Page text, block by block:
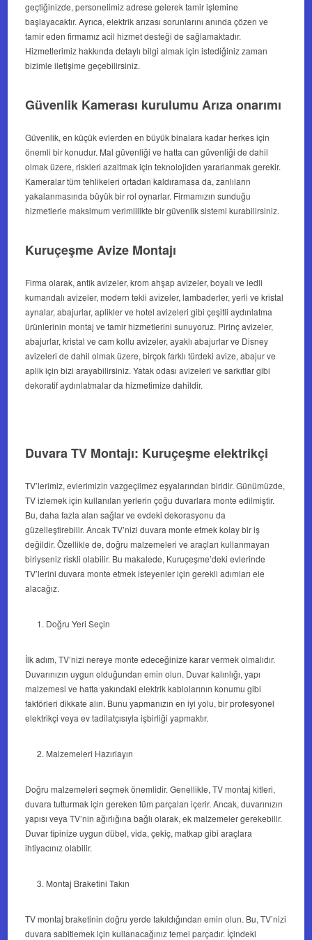
geçtiğinizde, personelimiz adrese gelerek tamir işlemine
başlayacaktır. Ayrıca, elektrik arızası sorunlarını anında çözen ve
tamir eden firmamız acil hizmet desteği de sağlamaktadır.
Hizmetlerimiz hakkında detaylı bilgi almak için istediğiniz zaman
bizimle iletişime geçebilirsiniz.
Güvenlik Kamerası kurulumu Arıza onarımı
Güvenlik, en küçük evlerden en büyük binalara kadar herkes için
önemli bir konudur. Mal güvenliği ve hatta can güvenliği de dahil
olmak üzere, riskleri azaltmak için teknolojiden yararlanmak gerekir.
Kameralar tüm tehlikeleri ortadan kaldıramasa da, zanlıların
yakalanmasında büyük bir rol oynarlar. Firmamızın sunduğu
hizmetlerle maksimum verimlilikte bir güvenlik sistemi kurabilirsiniz.
Kuruçeşme Avize Montajı
Firma olarak, antik avizeler, krom ahşap avizeler, boyalı ve ledli
kumandalı avizeler, modern tekli avizeler, lambaderler, yerli ve kristal
aynalar, abajurlar, aplikler ve hotel avizeleri gibi çeşitli aydınlatma
ürünlerinin montaj ve tamir hizmetlerini sunuyoruz. Pirinç avizeler,
abajurlar, kristal ve cam kollu avizeler, ayaklı abajurlar ve Disney
avizeleri de dahil olmak üzere, birçok farklı türdeki avize, abajur ve
aplik için bizi arayabilirsiniz. Yatak odası avizeleri ve sarkıtlar gibi
dekoratif aydınlatmalar da hizmetimize dahildir.
Duvara TV Montajı: Kuruçeşme elektrikçi
TV’lerimiz, evlerimizin vazgeçilmez eşyalarından biridir. Günümüzde,
TV izlemek için kullanılan yerlerin çoğu duvarlara monte edilmiştir.
Bu, daha fazla alan sağlar ve evdeki dekorasyonu da
güzelleştirebilir. Ancak TV’nizi duvara monte etmek kolay bir iş
değildir. Özellikle de, doğru malzemeleri ve araçları kullanmayan
biriyseniz riskli olabilir. Bu makalede, Kuruçeşme’deki evlerinde
TV’lerini duvara monte etmek isteyenler için gerekli adımları ele
alacağız.
Doğru Yeri Seçin
İlk adım, TV’nizi nereye monte edeceğinize karar vermek olmalıdır.
Duvarınızın uygun olduğundan emin olun. Duvar kalınlığı, yapı
malzemesi ve hatta yakındaki elektrik kablolarının konumu gibi
faktörleri dikkate alın. Bunu yapmanızın en iyi yolu, bir profesyonel
elektrikçi veya ev tadilatçısıyla işbirliği yapmaktır.
Malzemeleri Hazırlayın
Doğru malzemeleri seçmek önemlidir. Genellikle, TV montaj kitleri,
duvara tutturmak için gereken tüm parçaları içerir. Ancak, duvarınızın
yapısı veya TV’nin ağırlığına bağlı olarak, ek malzemeler gerekebilir.
Duvar tipinize uygun dübel, vida, çekiç, matkap gibi araçlara
ihtiyacınız olabilir.
Montaj Braketini Takın
TV montaj braketinin doğru yerde takıldığından emin olun. Bu, TV’nizi
duvara sabitlemek için kullanacağınız temel parçadır. İçindeki